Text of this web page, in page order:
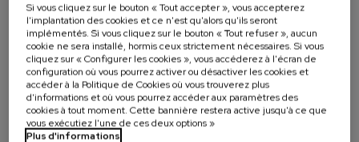
Étudiants non universitaires
Professeurs
Professionnels
Si vous cliquez sur le bouton « Tout accepter », vous accepterez
l'implantation des cookies et ce n'est qu'alors qu'ils seront
implémentés. Si vous cliquez sur le bouton « Tout refuser », aucun
cookie ne sera installé, hormis ceux strictement nécessaires. Si vous
cliquez sur « Configurer les cookies », vous accéderez à l'écran de
configuration où vous pourrez activer ou désactiver les cookies et
accéder à la Politique de Cookies où vous trouverez plus
d'informations et où vous pourrez accéder aux paramètres des
cookies à tout moment. Cette bannière restera active jusqu'à ce que
vous exécutiez l'une de ces deux options »
Plus d'informations